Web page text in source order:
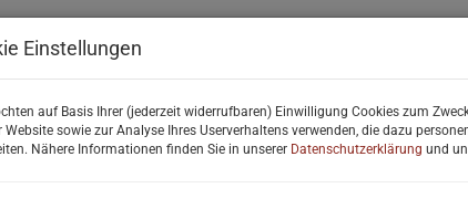
Einstellungen
auf Basis Ihrer (jederzeit widerrufbaren) Einwilligung Cookies zum
Website sowie zur Analyse Ihres Userverhaltens verwenden, die dazu
Nähere Informationen finden Sie in unserer Datenschutzerklärung und